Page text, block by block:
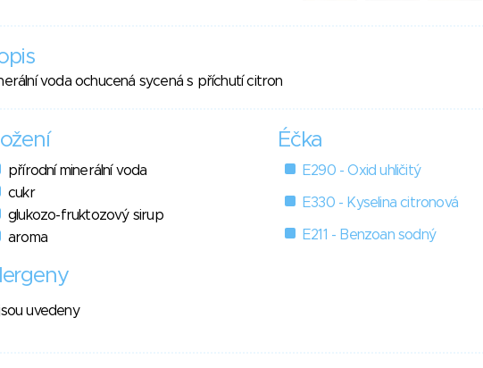
voda ochucená sycená s příchutí citron
přírodní minerální voda
cukr
glukozo-fruktozový sirup
aroma
Éčka
E290 - Oxid uhličitý
E330 - Kyselina citronová
E211 - Benzoan sodný
uvedeny